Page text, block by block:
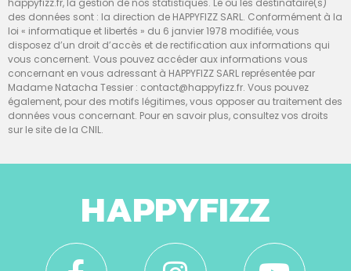
des données sont : la direction de HAPPYFIZZ SARL. Conformément à la
loi « informatique et libertés » du 6 janvier 1978 modifiée, vous
disposez d’un droit d’accès et de rectification aux informations qui
vous concernent. Vous pouvez accéder aux informations vous
concernant en vous adressant à HAPPYFIZZ SARL représentée par
Madame Natacha Tessier : contact@happyfizz.fr. Vous pouvez
également, pour des motifs légitimes, vous opposer au traitement des
données vous concernant. Pour en savoir plus, consultez vos droits
sur le site de la CNIL.
HAPPYFIZZ